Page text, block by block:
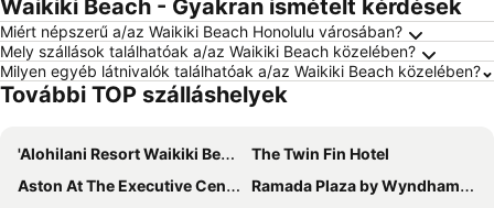
Waikiki Beach - Gyakran ismételt kérdések
Miért népszerű a/az Waikiki Beach Honolulu városában?
Mely szállások találhatóak a/az Waikiki Beach közelében?
Milyen egyéb látnivalók találhatóak a/az Waikiki Beach közelében?
További TOP szálláshelyek
'Alohilani Resort Waikiki Beach
The Twin Fin Hotel
Aston At The Executive Centre Hotel
Ramada Plaza by Wyndham Waikiki